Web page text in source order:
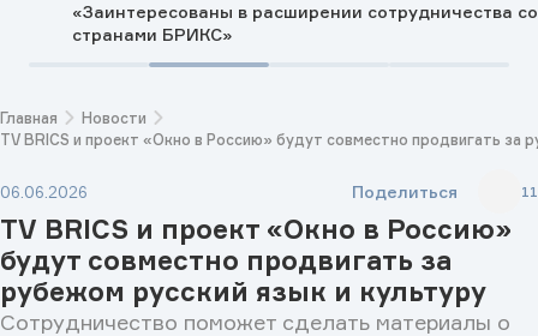
«Заинтересованы в расширении сотрудничества со
странами БРИКС»
Главная
Новости
TV BRICS и проект «Окно в Россию» будут совместно продвигать за
06.06.2026 Поделиться 11
TV BRICS и проект «Окно в Россию»
будут совместно продвигать за
рубежом русский язык и культуру
Сотрудничество поможет сделать материалы о